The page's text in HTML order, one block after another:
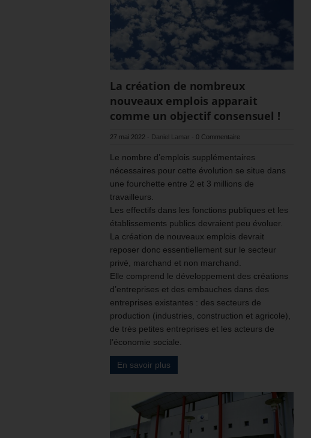
La création de nombreux
nouveaux emplois apparait
comme un objectif consensuel !
27 mai 2022 - Daniel Lamar - 0 Commentaire
Le nombre d’emplois supplémentaires
nécessaires pour cette évolution se situe dans
une fourchette entre 2 et 3 millions de
travailleurs.
Les effectifs dans les fonctions publiques et les
établissements publics devraient peu évoluer.
La création de nouveaux emplois devrait
reposer donc essentiellement sur le secteur
privé, marchand et non marchand.
Elle comprend le développement des créations
d’entreprises et des embauches dans des
entreprises existantes : des secteurs de
production (industries, construction et agricole),
de très petites entreprises et les acteurs de
l’économie sociale.
En savoir plus